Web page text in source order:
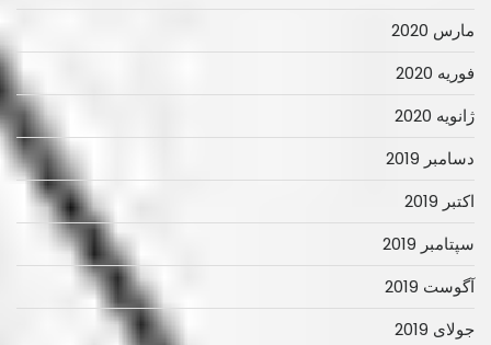
مارس 2020
فوریه 2020
ژانویه 2020
دسامبر 2019
اکتبر 2019
سپتامبر 2019
آگوست 2019
جولای 2019